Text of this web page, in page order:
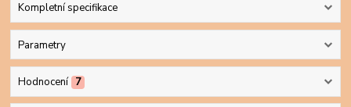
Kompletní specifikace
Parametry
Hodnocení 7